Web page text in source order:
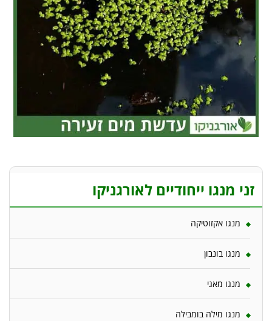
זני מנגו ייחודיים לאורגניקו
מנגו אקזוטיקה
מנגו בונבון
מנגו מאגי
מנגו מילה בומבילה